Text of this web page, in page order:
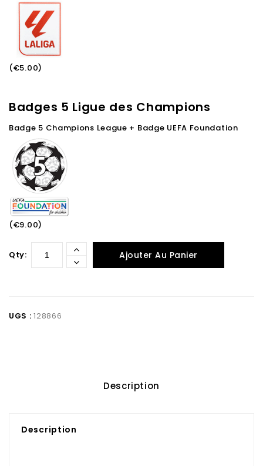
(€5.00)
Badges 5 Ligue des Champions
Badge 5 Champions League + Badge UEFA Foundation
(€9.00)
Qty: Ajouter Au Panier
UGS :128866
Description
Description